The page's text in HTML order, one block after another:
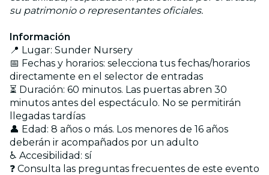
su patrimonio o representantes oficiales.
Información
📍 Lugar: Sunder Nursery
📅 Fechas y horarios: selecciona tus fechas/horarios
directamente en el selector de entradas
⏳ Duración: 60 minutos. Las puertas abren 30
minutos antes del espectáculo. No se permitirán
llegadas tardías
👤 Edad: 8 años o más. Los menores de 16 años
deberán ir acompañados por un adulto
♿ Accesibilidad: sí
❓ Consulta las preguntas frecuentes de este evento